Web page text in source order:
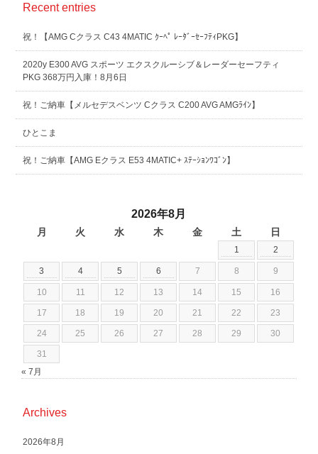
Recent entries
祝！【AMG Cクラス C43 4MATIC ｸｰﾍﾟ ﾚｰﾀﾞｰｾｰﾌﾃｨPKG】
2020y E300 AVG スポーツ エクスクルーシブ＆レーダーセーフティ
PKG 368万円入庫！8月6日
祝！ご納車【メルセデスベンツ Cクラス C200 AVG AMGﾗｲﾝ】
ひとこま
祝！ご納車【AMG Eクラス E53 4MATIC+ ｽﾃｰｼｮﾝﾜｺﾞﾝ】
2026年8月
月 火 水 木 金 土 日
1 2
3 4 5 6 7 8 9
10 11 12 13 14 15 16
17 18 19 20 21 22 23
24 25 26 27 28 29 30
31
« 7月
Archives
2026年8月